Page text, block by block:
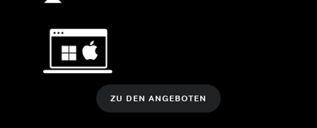
ZU DEN ANGEBOTEN